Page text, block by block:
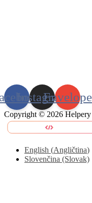
InstagramEnvelope
Copyright © 2026 Helpery
English (Angličtina)
Slovenčina (Slovak)